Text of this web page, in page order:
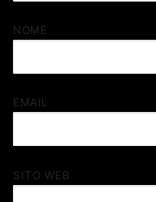
NOME
EMAIL
SITO WEB